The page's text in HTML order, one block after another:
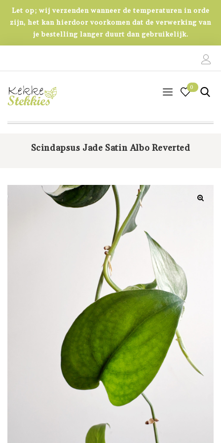
Let op; wij verzenden wanneer de temperaturen in orde
zijn, het kan hierdoor voorkomen dat de verwerking van
je bestelling langer duurt dan gebruikelijk.
0
0
Scindapsus Jade Satin Albo Reverted